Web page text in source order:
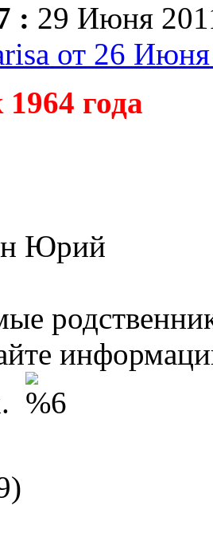
: 29 Июня
от 26
года
Юрий